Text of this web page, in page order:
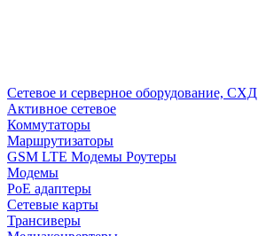
Сетевое и серверное оборудование, СХД
Активное сетевое
Коммутаторы
Маршрутизаторы
GSM LTE Модемы Роутеры
Модемы
PoE адаптеры
Сетевые карты
Трансиверы